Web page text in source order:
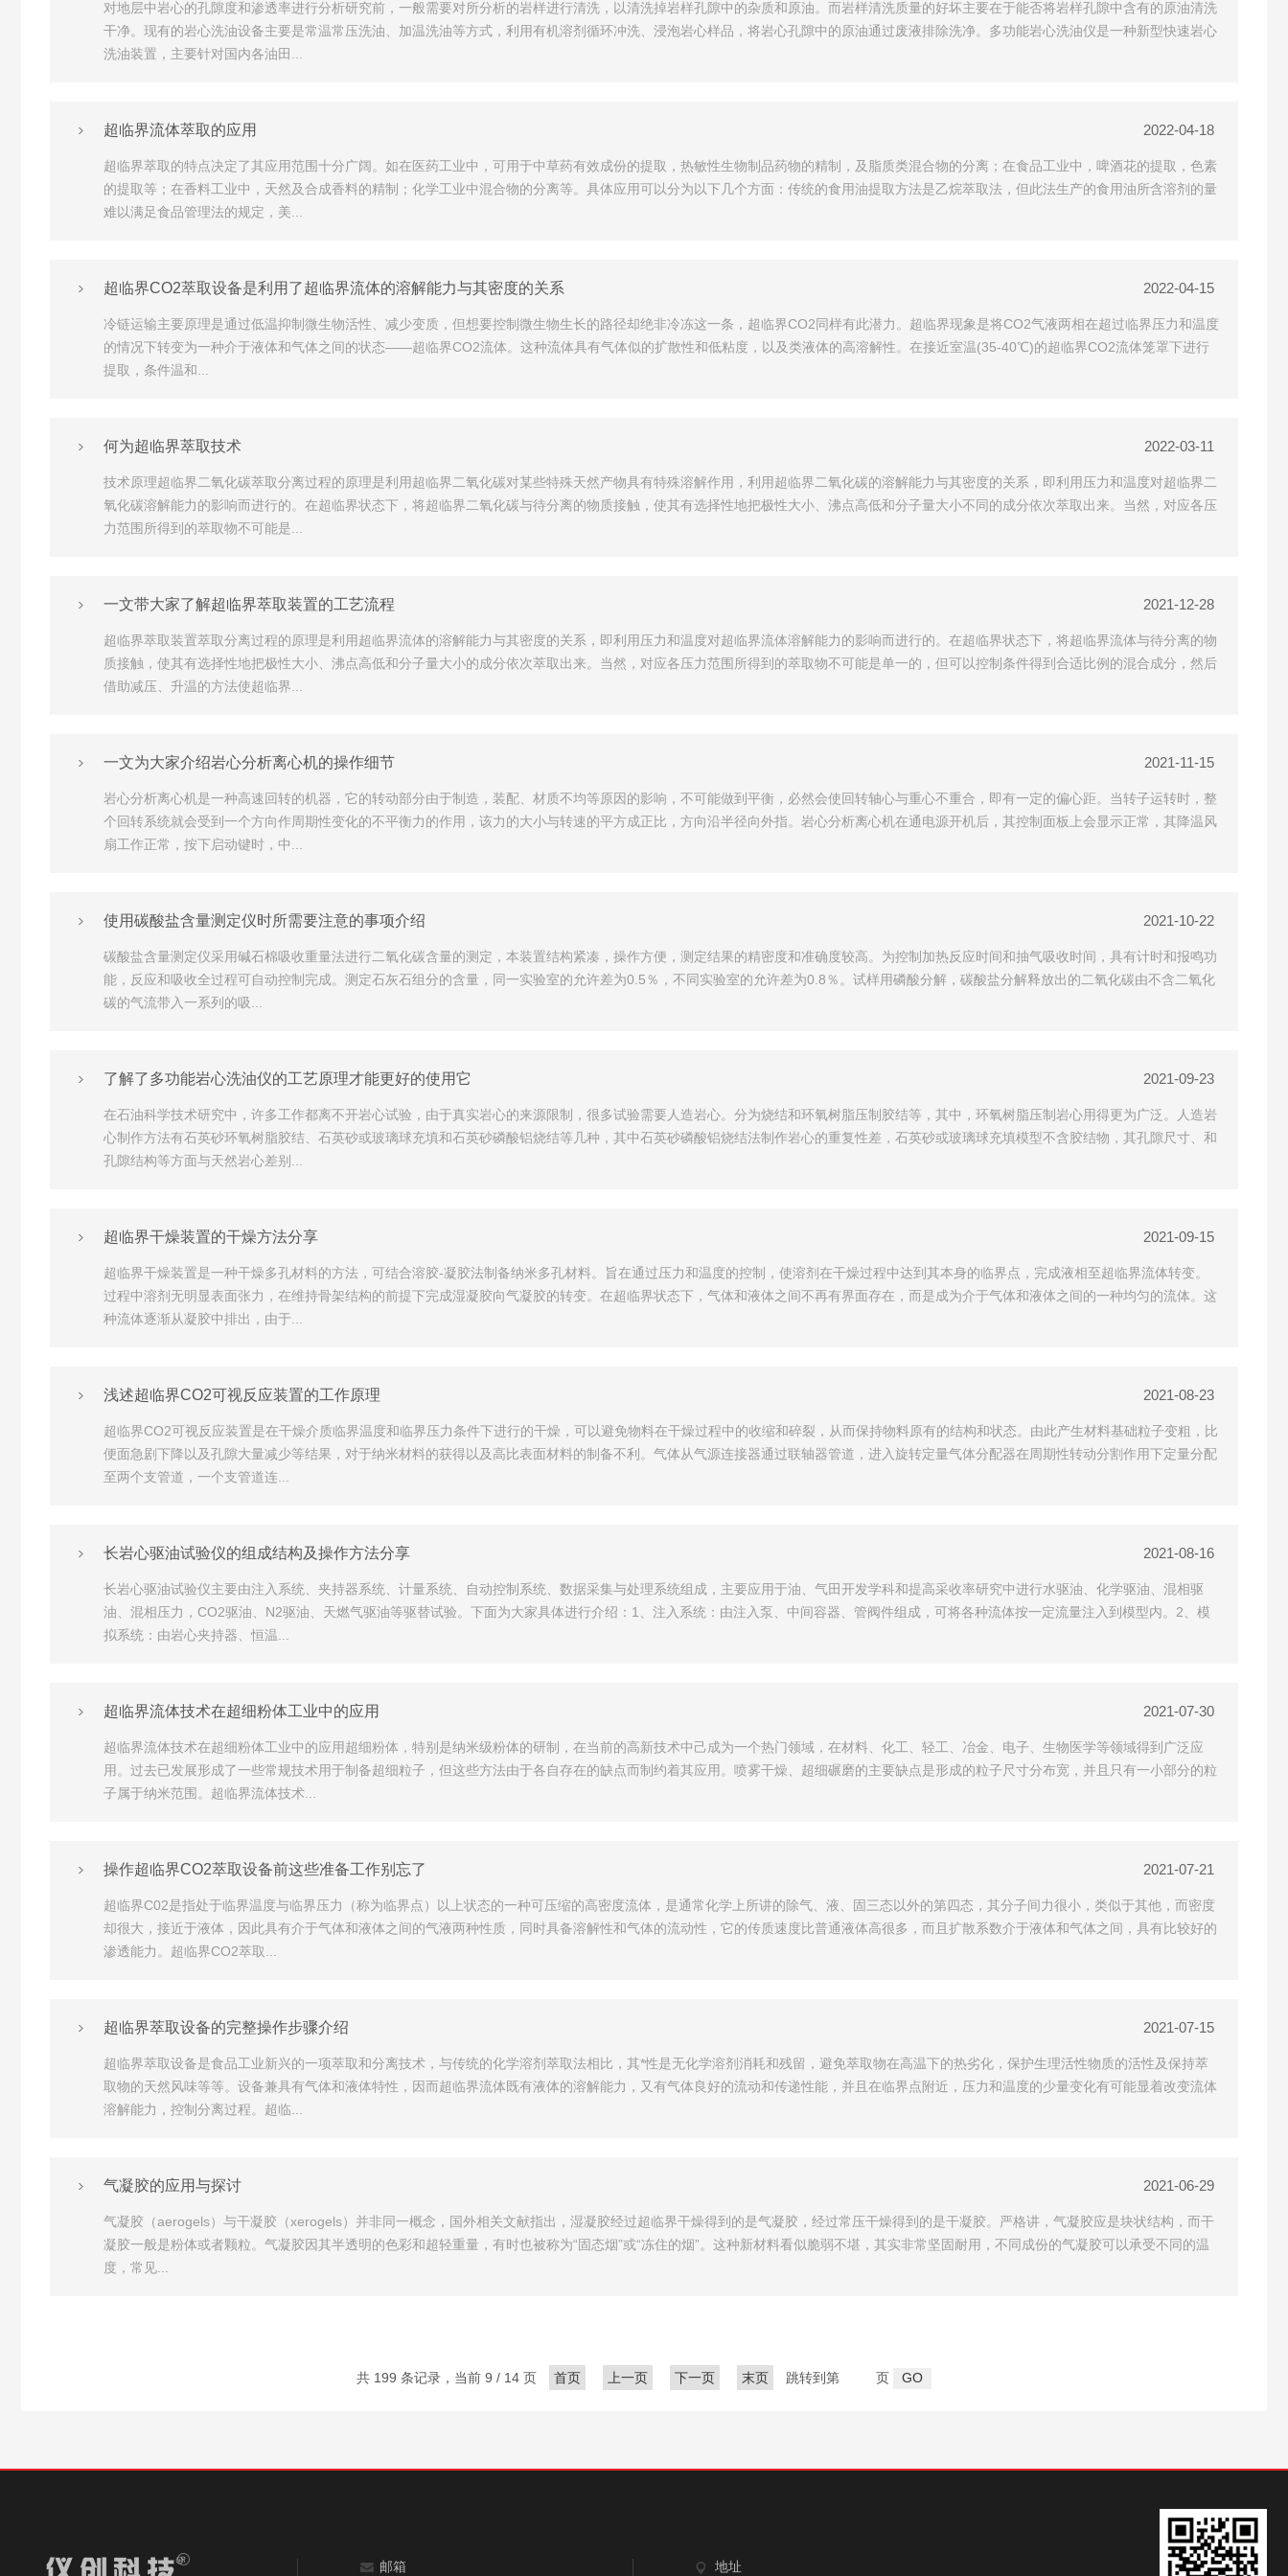
对地层中岩心的孔隙度和渗透率进行分析研究前，一般需要对所分析的岩样进行清洗，以清洗掉岩样孔隙中的杂质和原油。而岩样清洗质量的好坏主要在于能否将岩样孔隙中含有的原油清洗
干净。现有的岩心洗油设备主要是常温常压洗油、加温洗油等方式，利用有机溶剂循环冲洗、浸泡岩心样品，将岩心孔隙中的原油通过废液排除洗净。多功能岩心洗油仪是一种新型快速岩心
洗油装置，主要针对国内各油田...
超临界流体萃取的应用 2022-04-18
超临界萃取的特点决定了其应用范围十分广阔。如在医药工业中，可用于中草药有效成份的提取，热敏性生物制品药物的精制，及脂质类混合物的分离；在食品工业中，啤酒花的提取，色素
的提取等；在香料工业中，天然及合成香料的精制；化学工业中混合物的分离等。具体应用可以分为以下几个方面：传统的食用油提取方法是乙烷萃取法，但此法生产的食用油所含溶剂的量
难以满足食品管理法的规定，美...
超临界CO2萃取设备是利用了超临界流体的溶解能力与其密度的关系 2022-04-15
冷链运输主要原理是通过低温抑制微生物活性、减少变质，但想要控制微生物生长的路径却绝非冷冻这一条，超临界CO2同样有此潜力。超临界现象是将CO2气液两相在超过临界压力和温度
的情况下转变为一种介于液体和气体之间的状态——超临界CO2流体。这种流体具有气体似的扩散性和低粘度，以及类液体的高溶解性。在接近室温(35-40℃)的超临界CO2流体笼罩下进行
提取，条件温和...
何为超临界萃取技术 2022-03-11
技术原理超临界二氧化碳萃取分离过程的原理是利用超临界二氧化碳对某些特殊天然产物具有特殊溶解作用，利用超临界二氧化碳的溶解能力与其密度的关系，即利用压力和温度对超临界二
氧化碳溶解能力的影响而进行的。在超临界状态下，将超临界二氧化碳与待分离的物质接触，使其有选择性地把极性大小、沸点高低和分子量大小不同的成分依次萃取出来。当然，对应各压
力范围所得到的萃取物不可能是...
一文带大家了解超临界萃取装置的工艺流程 2021-12-28
超临界萃取装置萃取分离过程的原理是利用超临界流体的溶解能力与其密度的关系，即利用压力和温度对超临界流体溶解能力的影响而进行的。在超临界状态下，将超临界流体与待分离的物
质接触，使其有选择性地把极性大小、沸点高低和分子量大小的成分依次萃取出来。当然，对应各压力范围所得到的萃取物不可能是单一的，但可以控制条件得到合适比例的混合成分，然后
借助减压、升温的方法使超临界...
一文为大家介绍岩心分析离心机的操作细节 2021-11-15
岩心分析离心机是一种高速回转的机器，它的转动部分由于制造，装配、材质不均等原因的影响，不可能做到平衡，必然会使回转轴心与重心不重合，即有一定的偏心距。当转子运转时，整
个回转系统就会受到一个方向作周期性变化的不平衡力的作用，该力的大小与转速的平方成正比，方向沿半径向外指。岩心分析离心机在通电源开机后，其控制面板上会显示正常，其降温风
扇工作正常，按下启动键时，中...
使用碳酸盐含量测定仪时所需要注意的事项介绍 2021-10-22
碳酸盐含量测定仪采用碱石棉吸收重量法进行二氧化碳含量的测定，本装置结构紧凑，操作方便，测定结果的精密度和准确度较高。为控制加热反应时间和抽气吸收时间，具有计时和报鸣功
能，反应和吸收全过程可自动控制完成。测定石灰石组分的含量，同一实验室的允许差为0.5％，不同实验室的允许差为0.8％。试样用磷酸分解，碳酸盐分解释放出的二氧化碳由不含二氧化
碳的气流带入一系列的吸...
了解了多功能岩心洗油仪的工艺原理才能更好的使用它 2021-09-23
在石油科学技术研究中，许多工作都离不开岩心试验，由于真实岩心的来源限制，很多试验需要人造岩心。分为烧结和环氧树脂压制胶结等，其中，环氧树脂压制岩心用得更为广泛。人造岩
心制作方法有石英砂环氧树脂胶结、石英砂或玻璃球充填和石英砂磷酸铝烧结等几种，其中石英砂磷酸铝烧结法制作岩心的重复性差，石英砂或玻璃球充填模型不含胶结物，其孔隙尺寸、和
孔隙结构等方面与天然岩心差别...
超临界干燥装置的干燥方法分享 2021-09-15
超临界干燥装置是一种干燥多孔材料的方法，可结合溶胶-凝胶法制备纳米多孔材料。旨在通过压力和温度的控制，使溶剂在干燥过程中达到其本身的临界点，完成液相至超临界流体转变。
过程中溶剂无明显表面张力，在维持骨架结构的前提下完成湿凝胶向气凝胶的转变。在超临界状态下，气体和液体之间不再有界面存在，而是成为介于气体和液体之间的一种均匀的流体。这
种流体逐渐从凝胶中排出，由于...
浅述超临界CO2可视反应装置的工作原理 2021-08-23
超临界CO2可视反应装置是在干燥介质临界温度和临界压力条件下进行的干燥，可以避免物料在干燥过程中的收缩和碎裂，从而保持物料原有的结构和状态。由此产生材料基础粒子变粗，比
便面急剧下降以及孔隙大量减少等结果，对于纳米材料的获得以及高比表面材料的制备不利。气体从气源连接器通过联轴器管道，进入旋转定量气体分配器在周期性转动分割作用下定量分配
至两个支管道，一个支管道连...
长岩心驱油试验仪的组成结构及操作方法分享 2021-08-16
长岩心驱油试验仪主要由注入系统、夹持器系统、计量系统、自动控制系统、数据采集与处理系统组成，主要应用于油、气田开发学科和提高采收率研究中进行水驱油、化学驱油、混相驱
油、混相压力，CO2驱油、N2驱油、天燃气驱油等驱替试验。下面为大家具体进行介绍：1、注入系统：由注入泵、中间容器、管阀件组成，可将各种流体按一定流量注入到模型内。2、模
拟系统：由岩心夹持器、恒温...
超临界流体技术在超细粉体工业中的应用 2021-07-30
超临界流体技术在超细粉体工业中的应用超细粉体，特别是纳米级粉体的研制，在当前的高新技术中己成为一个热门领域，在材料、化工、轻工、冶金、电子、生物医学等领域得到广泛应
用。过去已发展形成了一些常规技术用于制备超细粒子，但这些方法由于各自存在的缺点而制约着其应用。喷雾干燥、超细碾磨的主要缺点是形成的粒子尺寸分布宽，并且只有一小部分的粒
子属于纳米范围。超临界流体技术...
操作超临界CO2萃取设备前这些准备工作别忘了 2021-07-21
超临界C02是指处于临界温度与临界压力（称为临界点）以上状态的一种可压缩的高密度流体，是通常化学上所讲的除气、液、固三态以外的第四态，其分子间力很小，类似于其他，而密度
却很大，接近于液体，因此具有介于气体和液体之间的气液两种性质，同时具备溶解性和气体的流动性，它的传质速度比普通液体高很多，而且扩散系数介于液体和气体之间，具有比较好的
渗透能力。超临界CO2萃取...
超临界萃取设备的完整操作步骤介绍 2021-07-15
超临界萃取设备是食品工业新兴的一项萃取和分离技术，与传统的化学溶剂萃取法相比，其*性是无化学溶剂消耗和残留，避免萃取物在高温下的热劣化，保护生理活性物质的活性及保持萃
取物的天然风味等等。设备兼具有气体和液体特性，因而超临界流体既有液体的溶解能力，又有气体良好的流动和传递性能，并且在临界点附近，压力和温度的少量变化有可能显着改变流体
溶解能力，控制分离过程。超临...
气凝胶的应用与探讨 2021-06-29
气凝胶（aerogels）与干凝胶（xerogels）并非同一概念，国外相关文献指出，湿凝胶经过超临界干燥得到的是气凝胶，经过常压干燥得到的是干凝胶。严格讲，气凝胶应是块状结构，而干
凝胶一般是粉体或者颗粒。气凝胶因其半透明的色彩和超轻重量，有时也被称为“固态烟”或“冻住的烟”。这种新材料看似脆弱不堪，其实非常坚固耐用，不同成份的气凝胶可以承受不同的温
度，常见...
共 199 条记录，当前 9 / 14 页 首页 上一页 下一页 末页 跳转到第 页
邮箱 地址